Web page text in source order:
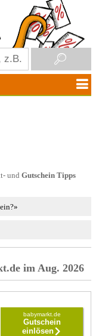
und Gutschein Tipps
ein?»
im Aug. 2026
babymarkt.de
Gutschein
einlösen